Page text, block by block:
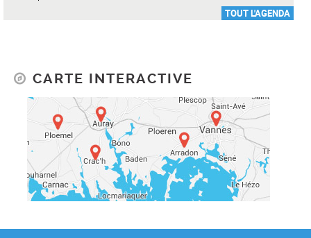
TOUT L'AGENDA
CARTE INTERACTIVE